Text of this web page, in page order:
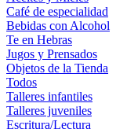
Café de especialidad
Bebidas con Alcohol
Te en Hebras
Jugos y Prensados
Objetos de la Tienda
Todos
Talleres infantiles
Talleres juveniles
Escritura/Lectura